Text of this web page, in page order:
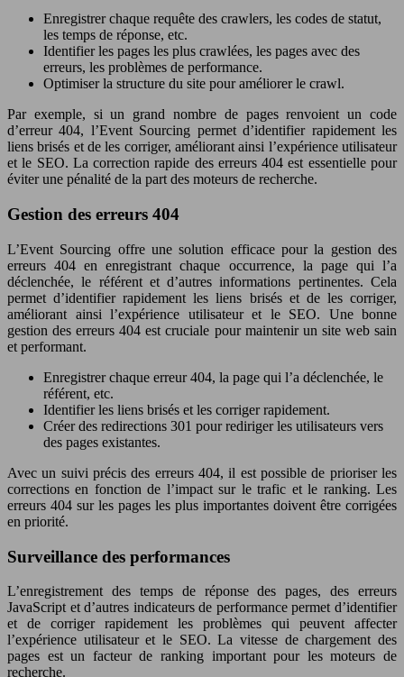
Enregistrer chaque requête des crawlers, les codes de statut,
les temps de réponse, etc.
Identifier les pages les plus crawlées, les pages avec des
erreurs, les problèmes de performance.
Optimiser la structure du site pour améliorer le crawl.
Par exemple, si un grand nombre de pages renvoient un code
d’erreur 404, l’Event Sourcing permet d’identifier rapidement les
liens brisés et de les corriger, améliorant ainsi l’expérience utilisateur
et le SEO. La correction rapide des erreurs 404 est essentielle pour
éviter une pénalité de la part des moteurs de recherche.
Gestion des erreurs 404
L’Event Sourcing offre une solution efficace pour la gestion des
erreurs 404 en enregistrant chaque occurrence, la page qui l’a
déclenchée, le référent et d’autres informations pertinentes. Cela
permet d’identifier rapidement les liens brisés et de les corriger,
améliorant ainsi l’expérience utilisateur et le SEO. Une bonne
gestion des erreurs 404 est cruciale pour maintenir un site web sain
et performant.
Enregistrer chaque erreur 404, la page qui l’a déclenchée, le
référent, etc.
Identifier les liens brisés et les corriger rapidement.
Créer des redirections 301 pour rediriger les utilisateurs vers
des pages existantes.
Avec un suivi précis des erreurs 404, il est possible de prioriser les
corrections en fonction de l’impact sur le trafic et le ranking. Les
erreurs 404 sur les pages les plus importantes doivent être corrigées
en priorité.
Surveillance des performances
L’enregistrement des temps de réponse des pages, des erreurs
JavaScript et d’autres indicateurs de performance permet d’identifier
et de corriger rapidement les problèmes qui peuvent affecter
l’expérience utilisateur et le SEO. La vitesse de chargement des
pages est un facteur de ranking important pour les moteurs de
recherche.